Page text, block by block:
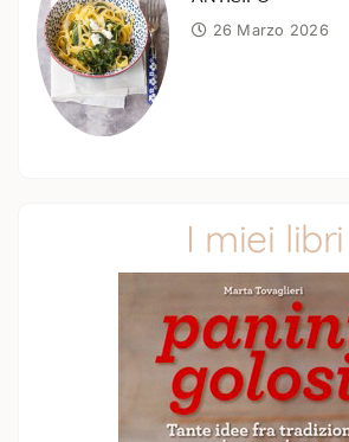
26 Marzo 2026
I miei libri